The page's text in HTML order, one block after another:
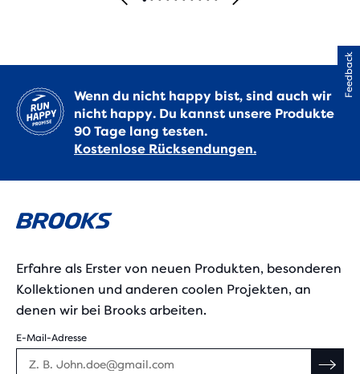
Wenn du nicht happy bist, sind auch wir
nicht happy. Du kannst unsere Produkte
90 Tage lang testen.
Kostenlose Rücksendungen.
Erfahre als Erster von neuen Produkten, besonderen
Kollektionen und anderen coolen Projekten, an
denen wir bei Brooks arbeiten.
E-Mail-Adresse
Feedback